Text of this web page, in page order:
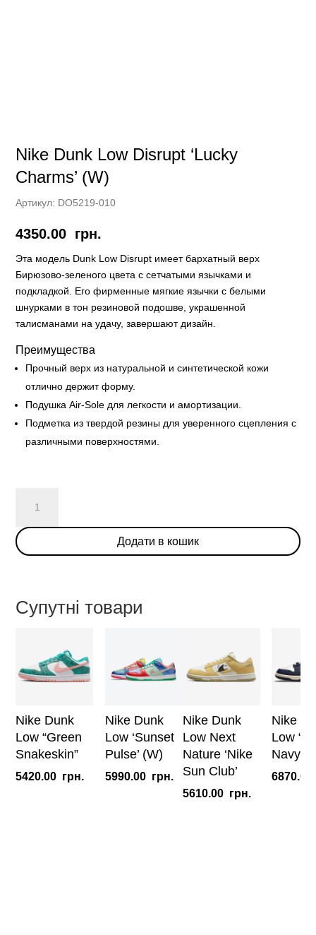
Nike Dunk Low Disrupt ‘Lucky
Charms’ (W)
Артикул: DO5219-010
4350.00 грн.
Этa модель Dunk Low Disrupt имеет бархатный верх
Бирюзово-зеленого цвета с сетчатыми язычками и
подкладкой. Его фирменные мягкие язычки с белыми
шнурками в тон резиновой подошве, украшенной
талисманами на удачу, завершают дизайн.
Преимущества
Прочный верх из натуральной и синтетической кожи
отлично держит форму.
Подушка Air-Sole для легкости и амортизации.
Подметка из твердой резины для уверенного сцепления с
различными поверхностями.
Dunk
Low
Disrupt
кількість
Додати в кошик
Супутні товари
Nike Dunk
Low “Green
Snakeskin”
5420.00 грн.
Nike Dunk
Low ‘Sunset
Pulse’ (W)
5990.00 грн.
Nike Dunk
Low Next
Nature ‘Nike
Sun Club’
5610.00 грн.
Nike
Low
Navy”
6870.00